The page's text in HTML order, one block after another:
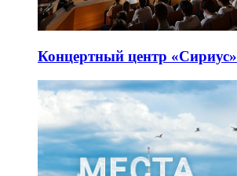
Концертный центр «Сириус»